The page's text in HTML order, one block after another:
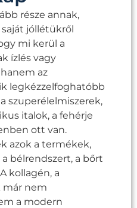
része annak,
saját jóllétükről
mi kerül a
ízlés vagy
az
legkézzelfoghatóbb
szuperélelmiszerek,
italok, a fehérje
ott van.
azok a termékek,
bélrendszert, a bőrt
kollagén, a
már nem
a modern